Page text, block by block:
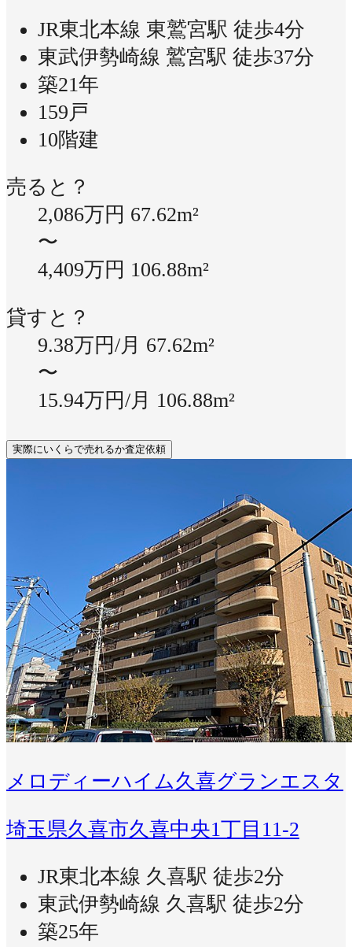
JR東北本線 東鷲宮駅 徒歩4分
東武伊勢崎線 鷲宮駅 徒歩37分
築21年
159戸
10階建
売ると？
2,086万円 67.62m²
〜
4,409万円 106.88m²
貸すと？
9.38万円/月 67.62m²
〜
15.94万円/月 106.88m²
実際にいくらで売れるか査定依頼
メロディーハイム久喜グランエスタ
埼玉県久喜市久喜中央1丁目11-2
JR東北本線 久喜駅 徒歩2分
東武伊勢崎線 久喜駅 徒歩2分
築25年